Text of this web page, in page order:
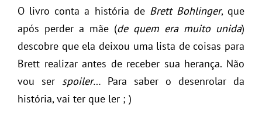
O livro conta a história de Brett Bohlinger, que
após perder a mãe (de quem era muito unida)
descobre que ela deixou uma lista de coisas para
Brett realizar antes de receber sua herança. Não
vou ser spoiler… Para saber o desenrolar da
história, vai ter que ler ; )